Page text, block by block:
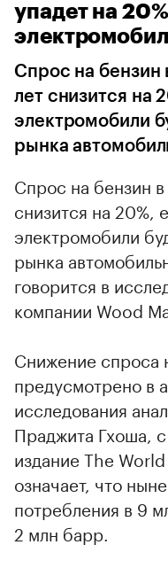
упадет на
Спрос на
лет снизится на
электромобили
рынка
Спрос на бензин
снизится на 20%,
электромобили
рынка
говорится в
компании Wood
Снижение спроса
предусмотрено в
исследования
Праджита Гхоша,
издание The
означает, что
потребления в 9
2 млн барр.